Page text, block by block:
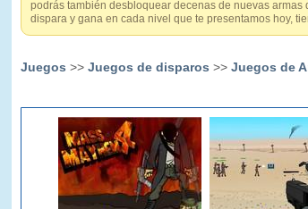
podrás también desbloquear decenas de nuevas
dispara y gana en cada nivel que te presentamos hoy,
Juegos >> Juegos de disparos >> Juegos de